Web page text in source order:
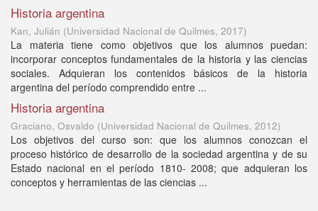
Historia argentina
Kan, Julián (Universidad Nacional de Quilmes, 2017)
La materia tiene como objetivos que los alumnos puedan:
incorporar conceptos fundamentales de la historia y las ciencias
sociales. Adquieran los contenidos básicos de la historia
argentina del período comprendido entre ...
Historia argentina
Graciano, Osvaldo (Universidad Nacional de Quilmes, 2012)
Los objetivos del curso son: que los alumnos conozcan el
proceso histórico de desarrollo de la sociedad argentina y de su
Estado nacional en el período 1810- 2008; que adquieran los
conceptos y herramientas de las ciencias ...